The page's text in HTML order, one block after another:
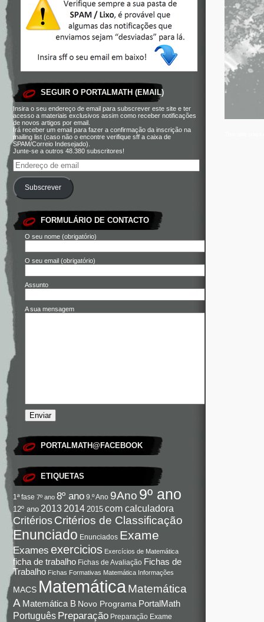
SEGUIR O PORTALMATH (EMAIL)
Insira o seu endereço de email para subscrever este site e ter
acesso a materiais exclusivos assim como receber notificações
de novos artigos por email.
Irá receber um email para fazer a confirmação da inscrição na
mailing list (caso não o encontre verifique sff a caixa de
SPAM/Correio Indesejado).
Junte-se a outros 48.380 subscritores!
Subscrever
FORMULÁRIO DE CONTACTO
O seu nome (obrigatório)
O seu email (obrigatório)
Assunto
A sua mensagem
PORTALMATH@FACEBOOK
ETIQUETAS
1ª fase 7º ano 8º ano 9.º Ano 9Ano 9º ano
12º ano 2013 2014 2015 com calculadora
Critérios Critérios de Classificação
Enunciado Enunciados Exame
Exames exercicios Exercícios de Matemática
ficha de trabalho Fichas de Avaliação Fichas de
Trabalho Fichas Formativas Matemática Informações
MACS Matemática Matemática
A Matemática B Novo Programa PortalMath
Português Preparação Preparação Exame